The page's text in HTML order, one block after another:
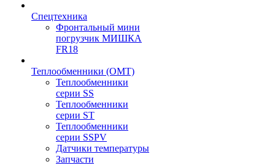
Спецтехника
Фронтальный мини
погрузчик МИШКА
FR18
Теплообменники (OMT)
Теплообменники
серии SS
Теплообменники
серии ST
Теплообменники
серии SSPV
Датчики температуры
Запчасти